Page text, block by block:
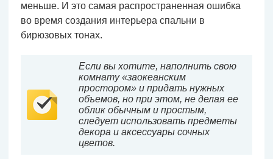
меньше. И это самая распространенная ошибка
во время создания интерьера спальни в
бирюзовых тонах.
Если вы хотите, наполнить свою
комнату «заокеанским
простором» и придать нужных
объемов, но при этом, не делая ее
облик обычным и простым,
следует использовать предметы
декора и аксессуары сочных
цветов.